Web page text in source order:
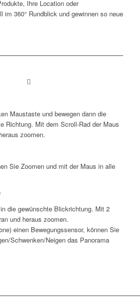
Ihre Location oder
im 360° Rundblick und gewinnen so neue
Maustaste und bewegen dann die
Richtung. Mit dem Scroll-Rad der Maus
zoomen.
Sie Zoomen und mit der Maus in alle
die gewünschte Blickrichtung. Mit 2
und heraus zoomen.
einen Bewegungssensor, können Sie
Schwenken/Neigen das Panorama